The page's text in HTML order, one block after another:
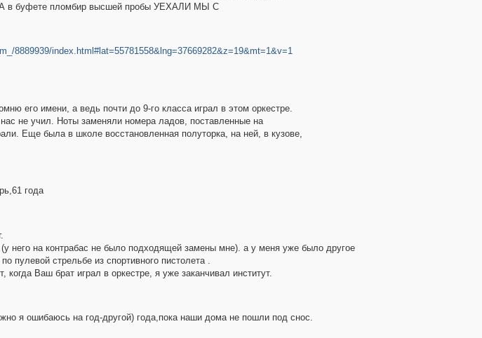
А в буфете пломбир высшей пробы УЕХАЛИ МЫ С
8889939/index.html#lat=55781558&lng=37669282&z=19&mt=1&v=1
его имени, а ведь почти до 9-го класса играл в этом оркестре.
не учил. Ноты заменяли номера ладов, поставленные на
Еще была в школе восстановленная полуторка, на ней, в кузове,
года
него на контрабас не было подходящей замены мне). а у меня уже было другое
пулевой стрельбе из спортивного пистолета .
Ваш брат играл в оркестре, я уже заканчивал институт.
я ошибаюсь на год-другой) года,пока наши дома не пошли под снос.